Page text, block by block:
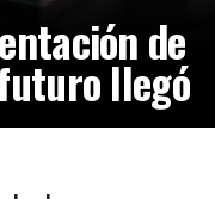
de
llegó